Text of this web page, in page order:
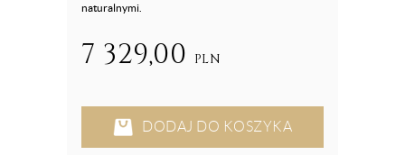
naturalnymi.
7 329,00 PLN
DODAJ DO KOSZYKA